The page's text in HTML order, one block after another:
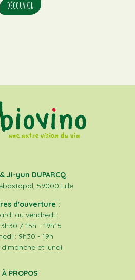
DÉCOUVRIR
Ji-yun DUPARCQ
59000 Lille
d'ouverture :
au vendredi :
/ 15h - 19h15
: 9h30 - 19h
dimanche et lundi
À PROPOS